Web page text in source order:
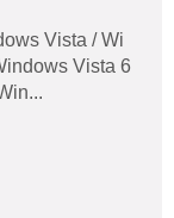
Vista / Wi
Vista 6